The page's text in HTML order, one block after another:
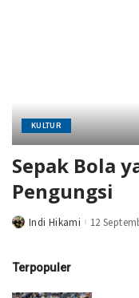
KULTUR
Sepak Bola
Pengungsi
PostedIndi Hikami 12
Terpopuler